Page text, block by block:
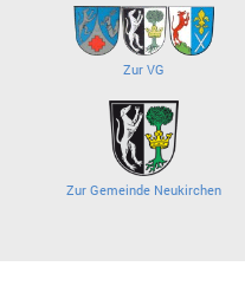
Zur VG
Zur Gemeinde Neukirchen